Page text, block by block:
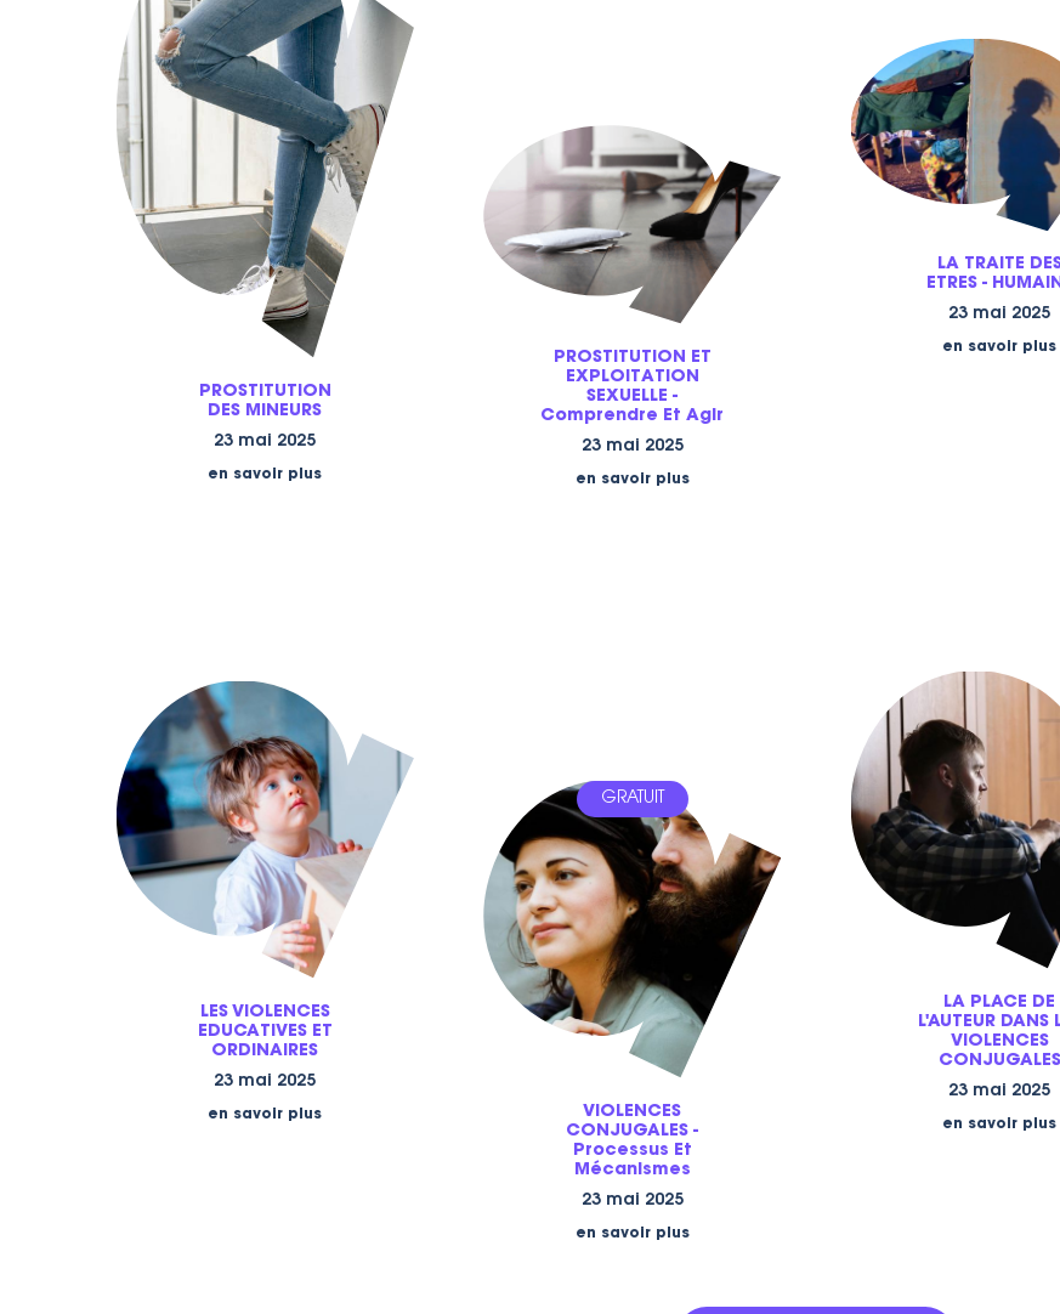
PROSTITUTION
DES MINEURS
23 mai 2025
en savoir plus
PROSTITUTION ET
EXPLOITATION
SEXUELLE -
Comprendre Et Agir
23 mai 2025
en savoir plus
LA TRAITE
ETRES -
23 mai 2025
en savoir plus
LES VIOLENCES
EDUCATIVES ET
ORDINAIRES
23 mai 2025
en savoir plus
VIOLENCES
CONJUGALES -
Processus Et
Mécanismes
23 mai 2025
GRATUIT
en savoir plus
LA PLACE DE
L'AUTEUR DANS
VIOLENCES
CONJUGALES
23 mai 2025
en savoir plus